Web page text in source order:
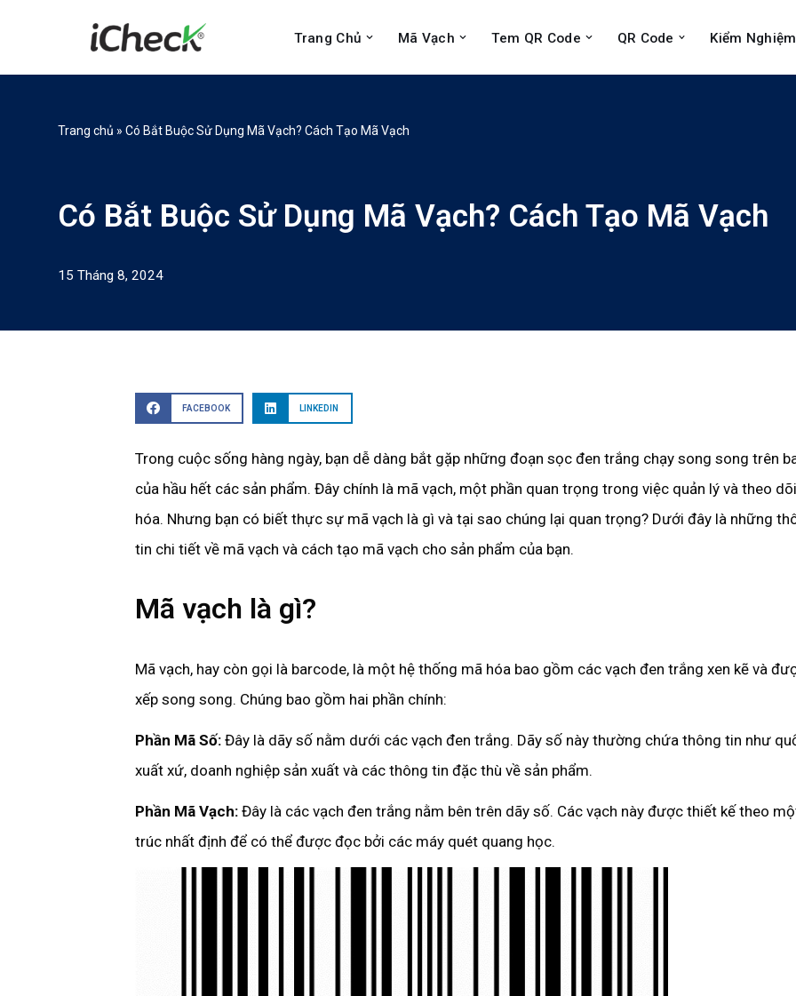
tới
Trang Chủ Mã Vạch Tem QR Code QR Code Kiểm
Trang chủ » Có Bắt Buộc Sử Dụng Mã Vạch? Cách Tạo Mã Vạch
Có Bắt Buộc Sử Dụng Mã Vạch? Cách Tạo Mã Vạch
15 Tháng 8, 2024
FACEBOOK LINKEDIN
Trong cuộc sống hàng ngày, bạn dễ dàng bắt gặp những đoạn sọc đen trắng chạy song song trên
của hầu hết các sản phẩm. Đây chính là mã vạch, một phần quan trọng trong việc quản lý và theo
hóa. Nhưng bạn có biết thực sự mã vạch là gì và tại sao chúng lại quan trọng? Dưới đây là những
tin chi tiết về mã vạch và cách tạo mã vạch cho sản phẩm của bạn.
Mã vạch là gì?
Mã vạch, hay còn gọi là barcode, là một hệ thống mã hóa bao gồm các vạch đen trắng xen kẽ và
xếp song song. Chúng bao gồm hai phần chính:
Phần Mã Số: Đây là dãy số nằm dưới các vạch đen trắng. Dãy số này thường chứa thông tin như
xuất xứ, doanh nghiệp sản xuất và các thông tin đặc thù về sản phẩm.
Phần Mã Vạch: Đây là các vạch đen trắng nằm bên trên dãy số. Các vạch này được thiết kế theo
trúc nhất định để có thể được đọc bởi các máy quét quang học.